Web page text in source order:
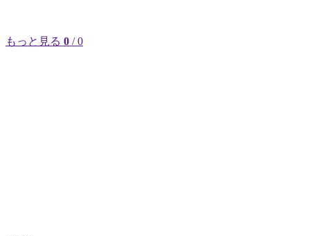
もっと見る 0 / 0